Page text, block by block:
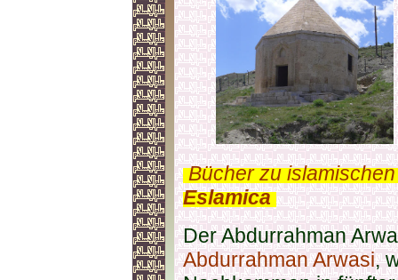
.Bücher zu
Eslamica.
Der Abdurrahman
Abdurrahman Arwasi,